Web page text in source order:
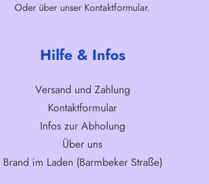
Oder über unser Kontaktformular.
Hilfe & Infos
Versand und Zahlung
Kontaktformular
Infos zur Abholung
Über uns
Brand im Laden (Barmbeker Straße)